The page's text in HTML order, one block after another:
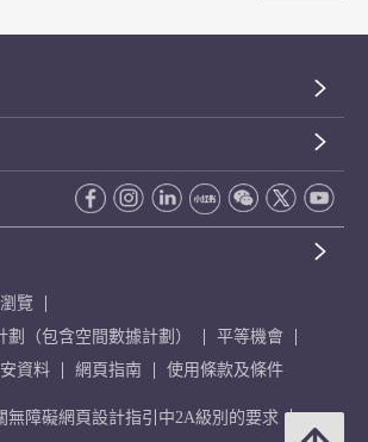
覽
（包含空間數據計劃）
平等機會
資料 網頁指南 使用條款及條件
無障礙網頁設計指引中2A級別的要求